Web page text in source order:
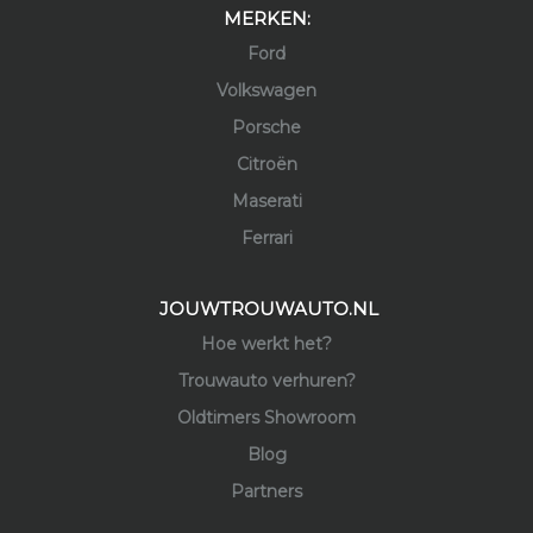
MERKEN:
Ford
Volkswagen
Porsche
Citroën
Maserati
Ferrari
JOUWTROUWAUTO.NL
Hoe werkt het?
Trouwauto verhuren?
Oldtimers Showroom
Blog
Partners